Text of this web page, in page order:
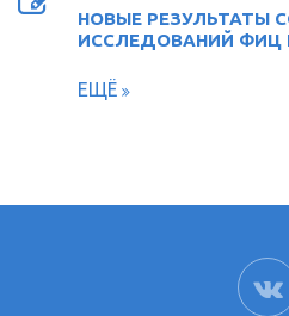
НОВЫЕ РЕЗУЛЬТАТЫ
ИССЛЕДОВАНИЙ ФИЦ
ЕЩЁ